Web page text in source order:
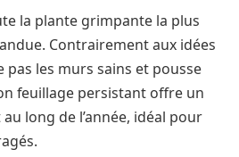
la plante grimpante la plus
Contrairement aux idées
pas les murs sains et pousse
feuillage persistant offre un
long de l’année, idéal pour